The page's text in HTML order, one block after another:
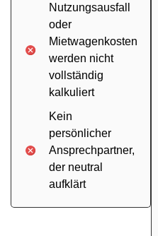
Nutzungsausfall
oder
Mietwagenkosten
werden nicht
vollständig
kalkuliert
Kein
persönlicher
Ansprechpartner,
der neutral
aufklärt